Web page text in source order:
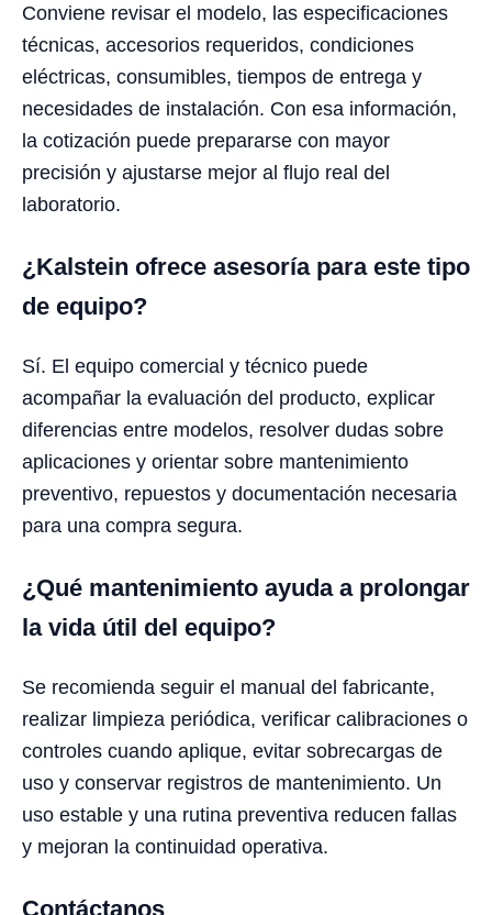
Conviene revisar el modelo, las especificaciones
técnicas, accesorios requeridos, condiciones
eléctricas, consumibles, tiempos de entrega y
necesidades de instalación. Con esa información,
la cotización puede prepararse con mayor
precisión y ajustarse mejor al flujo real del
laboratorio.
¿Kalstein ofrece asesoría para este tipo
de equipo?
Sí. El equipo comercial y técnico puede
acompañar la evaluación del producto, explicar
diferencias entre modelos, resolver dudas sobre
aplicaciones y orientar sobre mantenimiento
preventivo, repuestos y documentación necesaria
para una compra segura.
¿Qué mantenimiento ayuda a prolongar
la vida útil del equipo?
Se recomienda seguir el manual del fabricante,
realizar limpieza periódica, verificar calibraciones o
controles cuando aplique, evitar sobrecargas de
uso y conservar registros de mantenimiento. Un
uso estable y una rutina preventiva reducen fallas
y mejoran la continuidad operativa.
Contáctanos